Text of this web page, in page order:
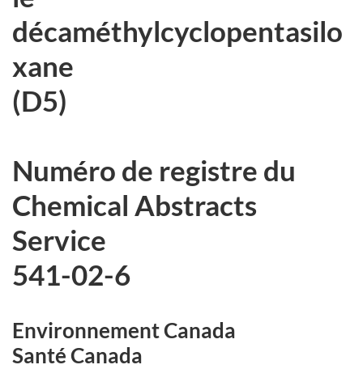
c
h
i
v
é
e
décaméthylcyclopentasilo
xane
(D5)
Numéro de registre du
Chemical Abstracts
Service
541-02-6
Environnement Canada
Santé Canada